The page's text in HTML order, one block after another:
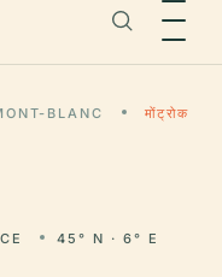
BLANC मोंट्रोक
45° N · 6° E